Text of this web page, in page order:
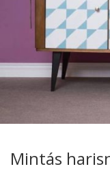
Mintás